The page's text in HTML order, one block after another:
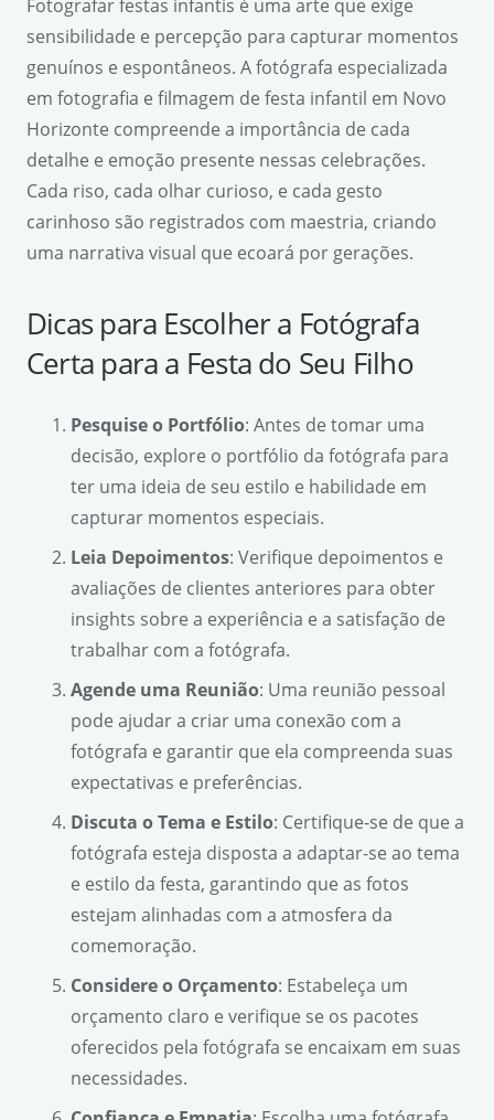
Fotografar festas infantis é uma arte que exige
sensibilidade e percepção para capturar momentos
genuínos e espontâneos. A fotógrafa especializada
em fotografia e filmagem de festa infantil em Novo
Horizonte compreende a importância de cada
detalhe e emoção presente nessas celebrações.
Cada riso, cada olhar curioso, e cada gesto
carinhoso são registrados com maestria, criando
uma narrativa visual que ecoará por gerações.
Dicas para Escolher a Fotógrafa
Certa para a Festa do Seu Filho
Pesquise o Portfólio: Antes de tomar uma
decisão, explore o portfólio da fotógrafa para
ter uma ideia de seu estilo e habilidade em
capturar momentos especiais.
Leia Depoimentos: Verifique depoimentos e
avaliações de clientes anteriores para obter
insights sobre a experiência e a satisfação de
trabalhar com a fotógrafa.
Agende uma Reunião: Uma reunião pessoal
pode ajudar a criar uma conexão com a
fotógrafa e garantir que ela compreenda suas
expectativas e preferências.
Discuta o Tema e Estilo: Certifique-se de que a
fotógrafa esteja disposta a adaptar-se ao tema
e estilo da festa, garantindo que as fotos
estejam alinhadas com a atmosfera da
comemoração.
Considere o Orçamento: Estabeleça um
orçamento claro e verifique se os pacotes
oferecidos pela fotógrafa se encaixam em suas
necessidades.